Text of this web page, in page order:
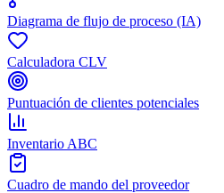
Diagrama de flujo de proceso (IA)
Calculadora CLV
Puntuación de clientes potenciales
Inventario ABC
Cuadro de mando del proveedor